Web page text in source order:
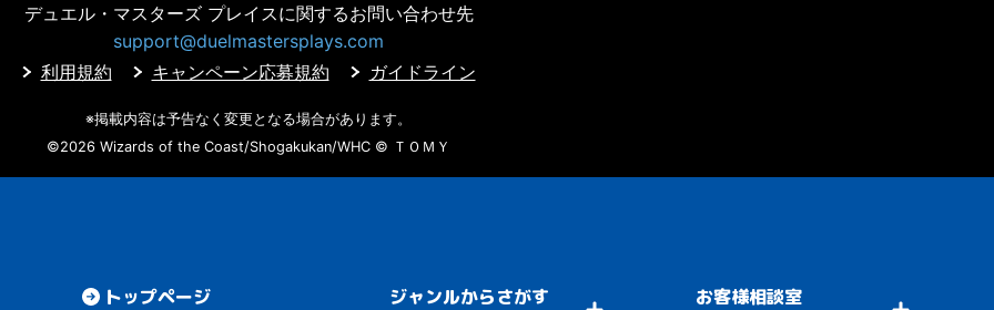
デュエル・マスターズ プレイスに関するお問い合わせ先
support@duelmastersplays.com
利用規約
キャンペーン応募規約 ガイドライン
※掲載内容は予告なく変更となる場合があります。
©2026 Wizards of the Coast/Shogakukan/WHC © ＴＯＭＹ
トップページ ジャンルからさがす お客様相談室